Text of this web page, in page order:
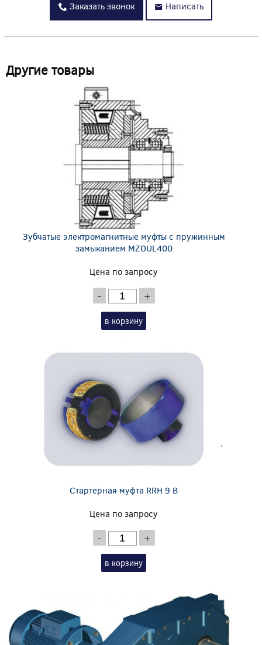
Заказать звонок Написать
Другие товары
Зубчатые электромагнитные муфты с пружинным
замыканием MZOUL400
Цена по запросу
- +
в корзину
Стартерная муфта RRH 9 B
Цена по запросу
- +
в корзину